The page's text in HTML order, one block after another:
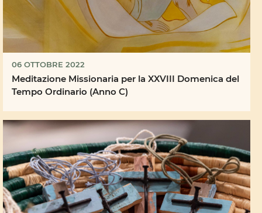
06 OTTOBRE 2022
Meditazione Missionaria per la XXVIII Domenica del
Tempo Ordinario (Anno C)